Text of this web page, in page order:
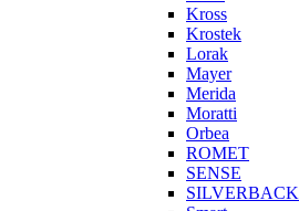
Kross
Krostek
Lorak
Mayer
Merida
Moratti
Orbea
ROMET
SENSE
SILVERBACK